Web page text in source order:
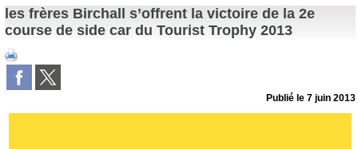
les frères Birchall s’offrent la victoire de la 2e
course de side car du Tourist Trophy 2013
Publié le7 juin 2013